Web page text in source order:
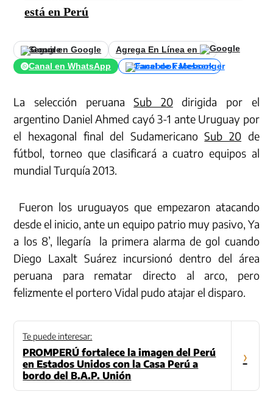
está en Perú
Seguir en Google
Agrega En Línea en
Canal en WhatsApp
Canal de Facebook
La selección peruanaSub 20dirigida por el
argentino Daniel Ahmed cayó 3-1 ante Uruguay por
el hexagonal final del SudamericanoSub 20 de
fútbol, torneo que clasificará a cuatro equipos al
mundial Turquía 2013.
Fueron los uruguayos que empezaron atacando
desde el inicio, ante un equipo patrio muy pasivo, Ya
a los 8’, llegaría la primera alarma de gol cuando
Diego Laxalt Suárez incursionó dentro del área
peruana para rematar directo al arco, pero
felizmente el portero Vidal pudo atajar el disparo.
Te puede interesar:
PROMPERÚ fortalece la imagen del Perú
en Estados Unidos con la Casa Perú a
bordo del B.A.P. Unión
›